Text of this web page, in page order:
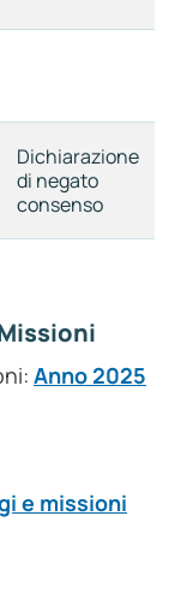
Dichiarazione
di negato
consenso
Anno 2025
e missioni